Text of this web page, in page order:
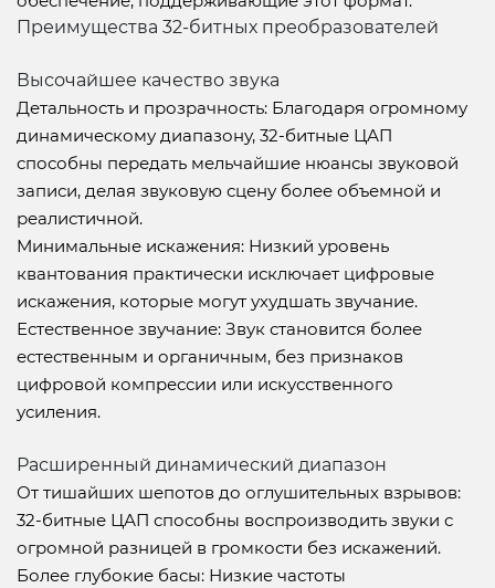
Преимущества 32-битных преобразователей
Высочайшее качество звука
Детальность и прозрачность: Благодаря огромному
динамическому диапазону, 32-битные ЦАП
способны передать мельчайшие нюансы звуковой
записи, делая звуковую сцену более объемной и
реалистичной.
Минимальные искажения: Низкий уровень
квантования практически исключает цифровые
искажения, которые могут ухудшать звучание.
Естественное звучание: Звук становится более
естественным и органичным, без признаков
цифровой компрессии или искусственного
усиления.
Расширенный динамический диапазон
От тишайших шепотов до оглушительных взрывов:
32-битные ЦАП способны воспроизводить звуки с
огромной разницей в громкости без искажений.
Более глубокие басы: Низкие частоты